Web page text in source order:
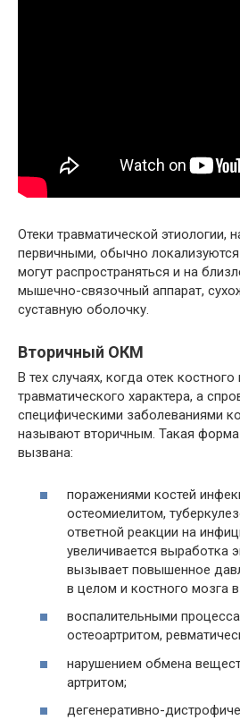
Отеки травматической этиологии,
первичными, обычно
могут распространяться и на
мышечно-связочный аппарат,
суставную оболочку.
Вторичный ОКМ
В тех случаях, когда отек
травматического характера, а
специфическими заболеваниями
называют вторичным. Такая
вызвана:
поражениями костей
остеомиелитом,
ответной реакции на
увеличивается выработка
вызывает повышенное
в целом и костного мозга
воспалительными
остеоартритом,
нарушением обмена
артритом;
дегенеративно-